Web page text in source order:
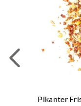
Pikanter